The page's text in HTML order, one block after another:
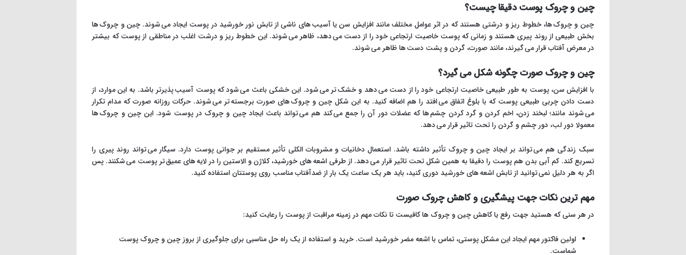
چین و چروک پوست دقیقا چیست؟
چین و چروک ها، خطوط ریز و درشتی هستند که در اثر عوامل مختلف مانند افزایش سن یا آسیب های ناشی از تابش نور خورشید در پوست ایجاد می شوند. چین و چروک ها
بخش طبیعی از روند پیری هستند و زمانی که پوست خاصیت ارتجاعی خود را از دست می دهد، ظاهر می شوند. این خطوط ریز و درشت اغلب در مناطقی از پوست که بیشتر
در معرض آفتاب قرار می گیرند، مانند صورت، گردن و پشت دست ها ظاهر می شوند.
چین و چروک صورت چگونه شکل می گیرد؟
با افزایش سن، پوست به طور طبیعی خاصیت ارتجاعی خود را از دست می دهد و خشک تر می شود. این خشکی باعث می شود که پوست آسیب پذیرتر باشد. به این موارد، از
دست دادن چربی طبیعی پوست که با بلوغ اتفاق می افتد را هم اضافه کنید. به این شکل چین و چروک های صورت برجسته تر می شوند. حرکات روزانه صورت که مدام تکرار
می شوند مانند؛ لبخند زدن، اخم کردن و گرد کردن چشم ها که عضلات دور آن را جمع می کند هم می تواند باعث ایجاد چین و چروک در پوست شود. این چین و چروک ها
معمولا دور لب، دور چشم و گردن را تحت تاثیر قرار می دهد.
سبک زندگی هم می تواند بر ایجاد چین و چروک تأثیر داشته باشد. استعمال دخانیات و مشروبات الکلی تأثیر مستقیم بر جوانی پوست دارد. سیگار می تواند روند پیری را
تسریع کند. کم آبی بدن هم پوست را دقیقا به همین شکل تحت تاثیر قرار می دهد. از طرفی اشعه های خورشید، کلاژن و الاستین را در لایه های عمیق تر پوست می شکنند. پس
اگر به هر دلیل نمی توانید از تابش اشعه های خورشید دوری کنید، باید هر یک ساعت یک بار از ضدآفتاب مناسب روی پوستتان استفاده کنید.
مهم ترین نکات جهت پیشگیری و کاهش چروک صورت
در هر سنی که هستید جهت رفع یا کاهش چین و چروک ها کافیست تا نکات مهم در زمینه مراقبت از پوست را رعایت کنید:
اولین فاکتور مهم ایجاد این مشکل پوستی، تماس با اشعه مضر خورشید است. خرید و استفاده از یک راه حل مناسبی برای جلوگیری از بروز چین و چروک پوست
شماست.